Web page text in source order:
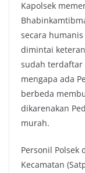
Kapolsek
secara
dimintai
sudah terdaftar
mengapa ada
berbeda
dikarenakan
murah.
Personil
Kecamatan